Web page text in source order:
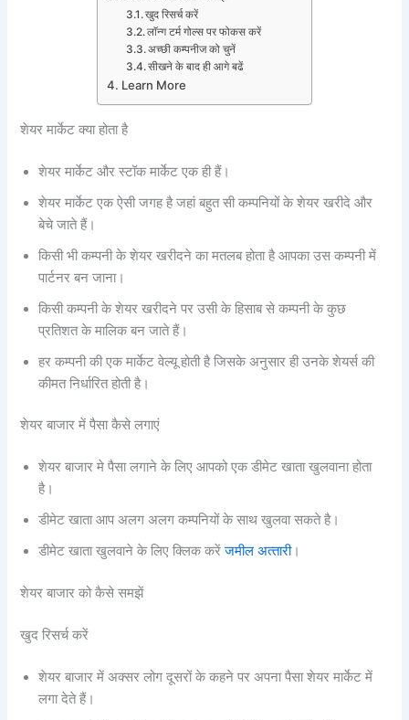
खुद रिसर्च करें
लाॅन्‍ग टर्म गोल्‍स पर फोकस करें
अच्‍छी कम्‍पनीज को चुनें
सीखने के बाद ही आगे बढें
Learn More
शेयर मार्केट क्‍या होता है
शेयर मार्केट और स्‍टॉक मार्केट एक ही हैं।
शेयर मार्केट एक ऐसी जगह है जहां बहुत सी कम्‍पनियों के शेयर खरीदे और
बेचे जाते हैं।
किसी भी कम्‍पनी के शेयर खरीदने का मतलब होता है आपका उस कम्‍पनी में
पार्टनर बन जाना।
किसी कम्‍पनी के शेयर खरीदने पर उसी के हिसाब से कम्‍पनी के कुछ
प्रतिशत के मालिक बन जाते हैं।
हर कम्‍पनी की एक मार्केट वेल्‍यू होती है जिसके अनुसार ही उनके शेयर्स की
कीमत निर्धारित होती है।
शेयर बाजार में पैसा कैसे लगाएं
शेयर बाजार मे पैसा लगाने के लिए आपको एक डीमेट खाता खुलवाना होता
है।
डीमेट खाता आप अलग अलग कम्‍पनियों के साथ खुलवा सकते है।
डीमेट खाता खुलवाने के लिए क्लिक करेंजमील अत्‍तारी।
शेयर बाजार को कैसे समझें
खुद रिसर्च करें
शेयर बाजार में अक्‍सर लोग दूसरों के कहने पर अपना पैसा शेयर मार्केट में
लगा देते हैं।